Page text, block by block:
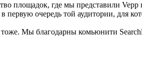
площадок, где мы представили Vepp
очередь той аудитории, для
Мы благодарны комьюнити